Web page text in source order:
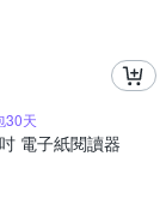
30天
電子紙閱讀器